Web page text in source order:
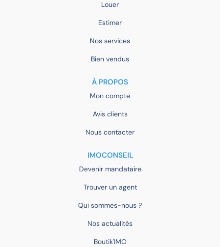
Louer
Estimer
Nos services
Bien vendus
À PROPOS
Mon compte
Avis clients
Nous contacter
IMOCONSEIL
Devenir mandataire
Trouver un agent
Qui sommes-nous ?
Nos actualités
Boutik'IMO